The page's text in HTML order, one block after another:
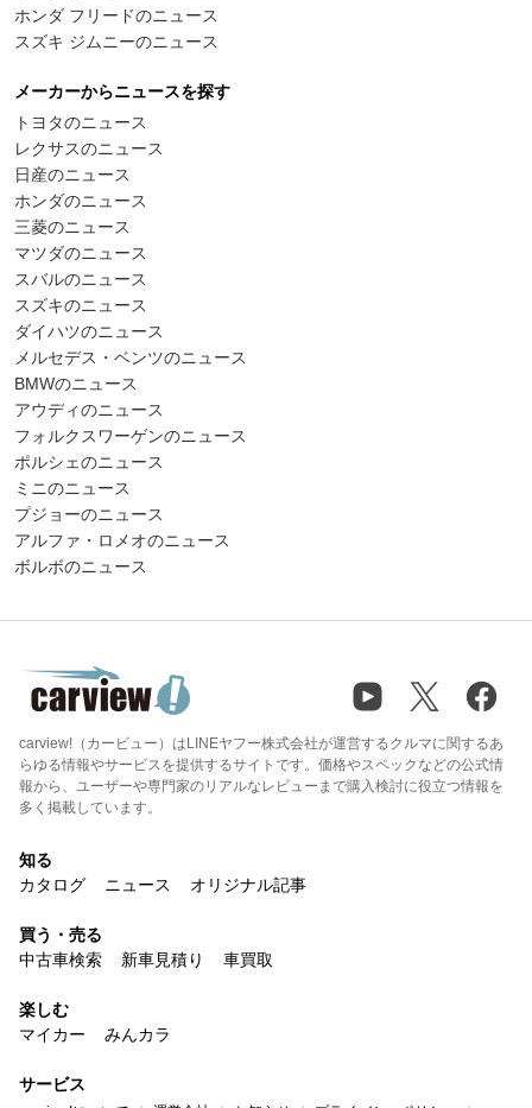
ホンダ フリードのニュース
スズキ ジムニーのニュース
メーカーからニュースを探す
トヨタのニュース
レクサスのニュース
日産のニュース
ホンダのニュース
三菱のニュース
マツダのニュース
スバルのニュース
スズキのニュース
ダイハツのニュース
メルセデス・ベンツのニュース
BMWのニュース
アウディのニュース
フォルクスワーゲンのニュース
ポルシェのニュース
ミニのニュース
プジョーのニュース
アルファ・ロメオのニュース
ボルボのニュース
carview!（カービュー）はLINEヤフー株式会社が運営するクルマに関するあ
らゆる情報やサービスを提供するサイトです。価格やスペックなどの公式情
報から、ユーザーや専門家のリアルなレビューまで購入検討に役立つ情報を
多く掲載しています。
知る
カタログ
ニュース オリジナル記事
買う・売る
中古車検索
新車見積り 車買取
楽しむ
マイカー
みんカラ
サービス